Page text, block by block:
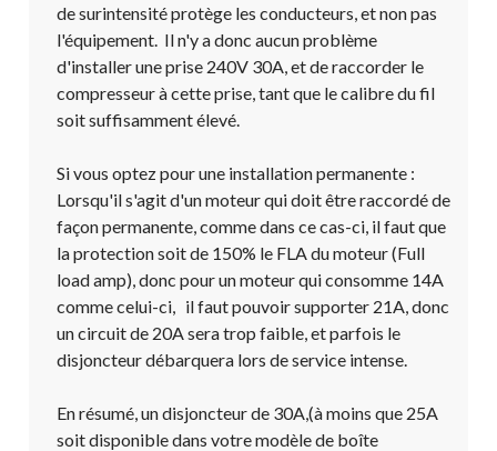
de surintensité protège les conducteurs, et non pas
l'équipement.  Il n'y a donc aucun problème
d'installer une prise 240V 30A, et de raccorder le
compresseur à cette prise, tant que le calibre du fil
soit suffisamment élevé.
Si vous optez pour une installation permanente :
Lorsqu'il s'agit d'un moteur qui doit être raccordé de
façon permanente, comme dans ce cas-ci, il faut que
la protection soit de 150% le FLA du moteur (Full
load amp), donc pour un moteur qui consomme 14A
comme celui-ci,   il faut pouvoir supporter 21A, donc
un circuit de 20A sera trop faible, et parfois le
disjoncteur débarquera lors de service intense.
En résumé, un disjoncteur de 30A,(à moins que 25A
soit disponible dans votre modèle de boîte